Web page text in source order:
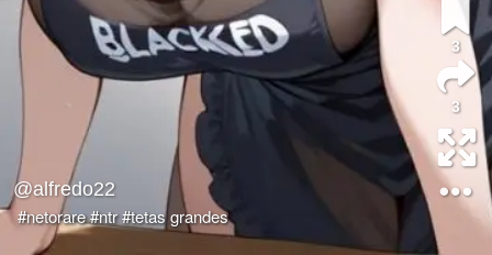
@alfredo22
#netorare#ntr#tetas grandes
3
3